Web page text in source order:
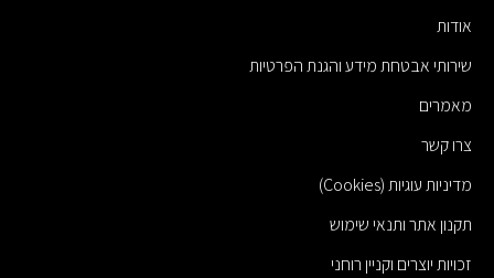
אודות
שירותי אבטחת מידע והגנת הפרטיות
מאמרים
צרו קשר
מדיניות עוגיות (Cookies)
תקנון אתר ותנאי שימוש
זכויות יוצרים וקניין רוחני